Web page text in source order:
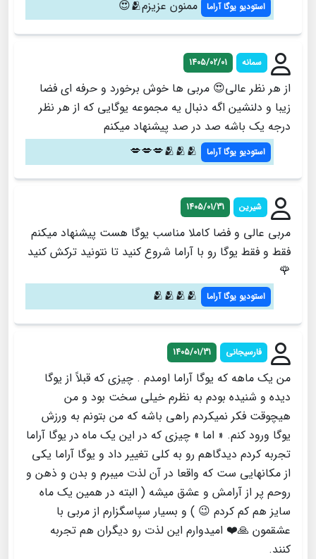
استودیو یوگا آراما ممنون عزیزم🫂😍
سمانه 1405/02/01
از هر نظر عالی😍 مربی ها خوش برخورد و حرفه ای فضا
زیبا و دلنشین اگه دنبال یه مجموعه یوگایی که از هر نظر
درجه یک باشه صد در صد پیشنهاد میکنم
استودیو یوگا آراما 🫂🫂🫂💋💋💋
شیرین 1405/01/31
مربی عالی و فضا‌ کاملا مناسب یوگا هست پیشنهاد میکنم
فقط و فقط یوگا رو با آراما شروع کنید تا نتونید ترکش کنید
🌹
استودیو یوگا آراما 🫂🫂🫂🫂
فارسیجانی 1405/01/31
من یک ماهه که یوگا آراما اومدم . چیزی که قبلاً از یوگا
دیده و شنیده بودم به نظرم خیلی سخت بود و من
هیچوقت فکر نمیکردم راهی باشه که من بتونم به ورزش
یوگا ورود کنم. « اما » چیزی که در این یک ماه در یوگا آراما
تجربه کردم دیدگاهم رو به کلی تغییر داد و یوگا آراما یکی
از مکانهایی ست که واقعا در آن لذت میبرم و بدن و ذهن و
روحم پر از آرامش و عشق میشه ( البته در همین یک ماه
سایز هم کم کردم 😉 ) و بسیار سپاسگزارم از مربی با
عشقمون 🙏❤️ امیدوارم این لذت رو دیگران هم تجربه
کنند.